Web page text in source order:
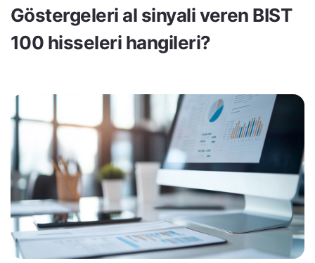
Göstergeleri al sinyali veren BIST
100 hisseleri hangileri?